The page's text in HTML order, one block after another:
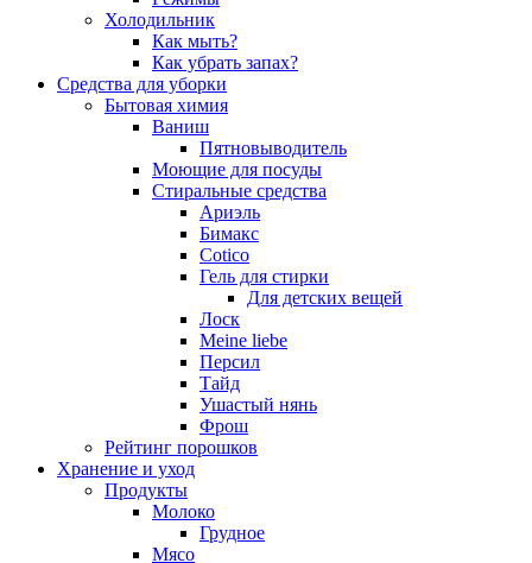
Холодильник
Как мыть?
Как убрать запах?
Средства для уборки
Бытовая химия
Ваниш
Пятновыводитель
Моющие для посуды
Стиральные средства
Ариэль
Бимакс
Cotico
Гель для стирки
Для детских вещей
Лоск
Meine liebe
Персил
Тайд
Ушастый нянь
Фрош
Рейтинг порошков
Хранение и уход
Продукты
Молоко
Грудное
Мясо